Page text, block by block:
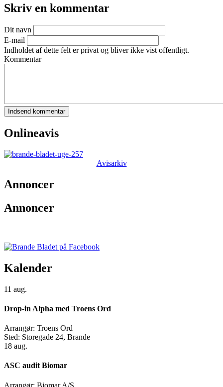
Skriv en kommentar
Dit navn
E-mail
Indholdet af dette felt er privat og bliver ikke vist offentligt.
Kommentar
Onlineavis
Avisarkiv
Annoncer
Annoncer
Kalender
11 aug.
Drop-in Alpha med Troens Ord
Arrangør: Troens Ord
Sted: Storegade 24, Brande
18 aug.
ASC audit Biomar
Arrangør: Biomar A/S